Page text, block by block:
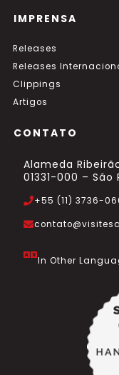
IMPRENSA
Releases
Releases
Clippings
Artigos
CONTATO
Alameda
01331-000 – São
+55 (11) 3736-
In Other